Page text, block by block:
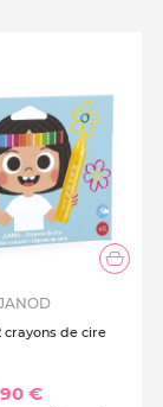
crayons de cire
€